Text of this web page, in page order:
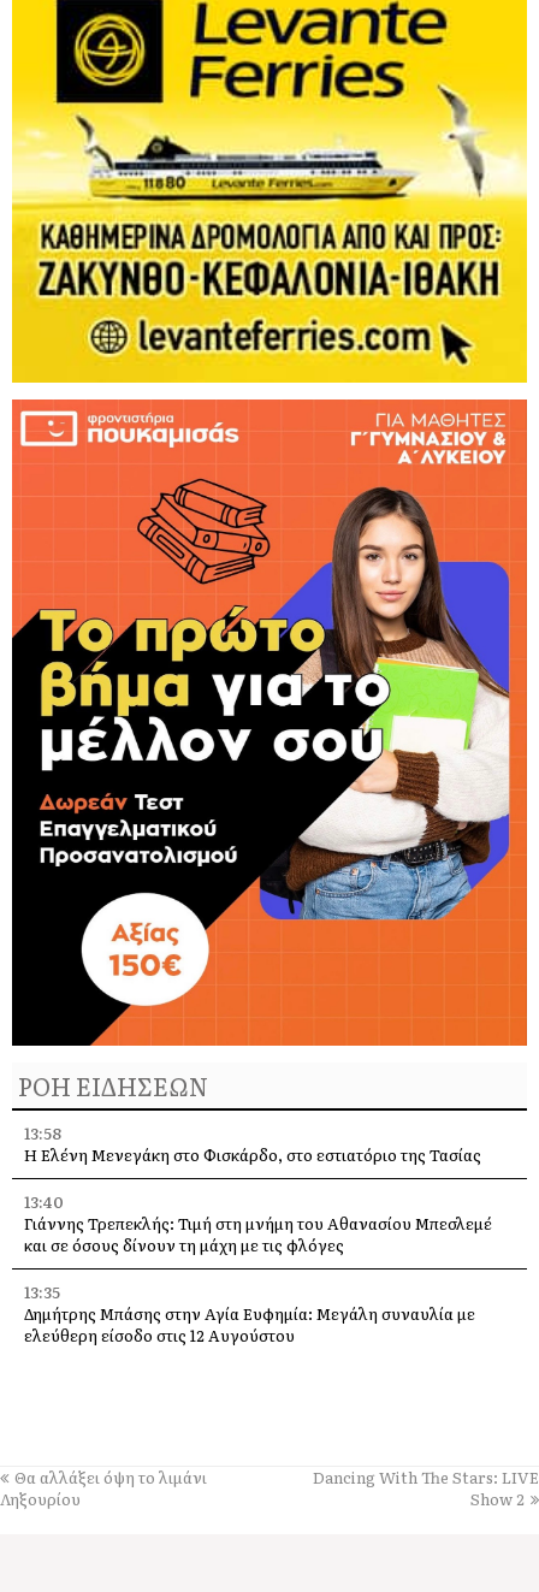
ΡΟΗ ΕΙΔΗΣΕΩΝ
13:58
Η Ελένη Μενεγάκη στο Φισκάρδο, στο εστιατόριο της Τασίας
13:40
Γιάννης Τρεπεκλής: Τιμή στη μνήμη του Αθανασίου Μπεσλεμέ
και σε όσους δίνουν τη μάχη με τις φλόγες
13:35
Δημήτρης Μπάσης στην Αγία Ευφημία: Μεγάλη συναυλία με
ελεύθερη είσοδο στις 12 Αυγούστου
13:28
Ένα μεγάλο «ευχαριστώ» στα Νοσοκομεία Κεφαλονιάς –
«Στάθηκαν δίπλα μας σε μια πολύ δύσκολη στιγμή»
Θα αλλάξει όψη το λιμάνι
Ληξουρίου
Dancing With The Stars: LIVE
Show 2